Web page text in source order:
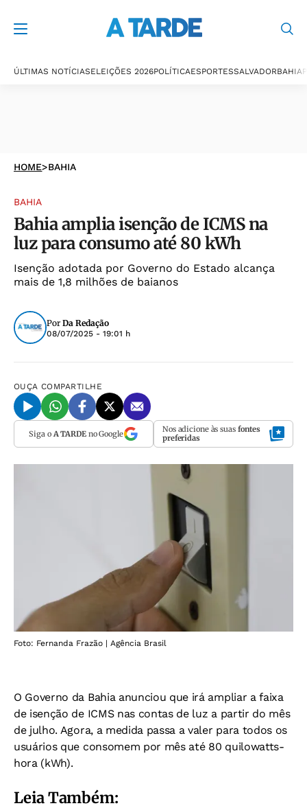
ÚLTIMAS NOTÍCIASELEIÇÕES 2026POLÍTICAESPORTESSALVADORBAHIA
HOME>BAHIA
BAHIA
Bahia amplia isenção de ICMS na
luz para consumo até 80 kWh
Isenção adotada por Governo do Estado alcança
mais de 1,8 milhões de baianos
Por Da Redação
08/07/2025 - 19:01 h
OUÇA COMPARTILHE
Siga o A TARDEno Google Nos adicione às suas fontes
preferidas
Foto: Fernanda Frazão | Agência Brasil
O Governo da Bahia anunciou que irá ampliar a faixa
de isenção de ICMS nas contas de luz a partir do mês
de julho. Agora, a medida passa a valer para todos os
usuários que consomem por mês até 80 quilowatts-
hora (kWh).
Leia Também: